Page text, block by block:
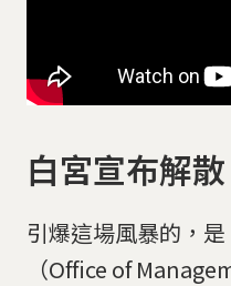
白宮宣布解
引爆這場風暴的，是
（Office of